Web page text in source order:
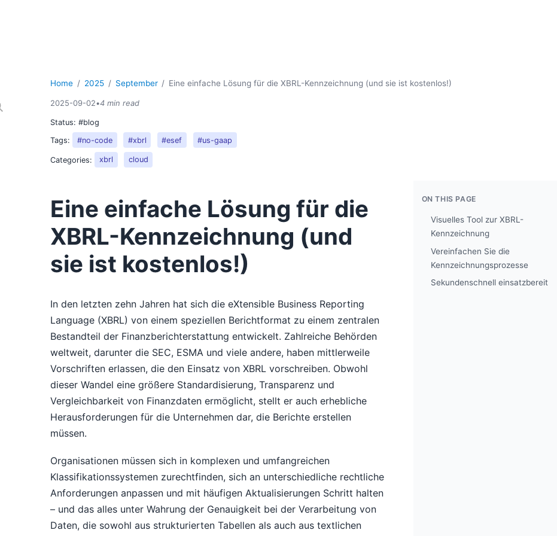
Home 2025 September Eine einfache Lösung für die XBRL-Kennzeichnung (und sie ist kostenlos!)
2025-09-02•4 min read
Status:#blog
Tags:
#no-code #xbrl #esef #us-gaap
Categories: xbrl cloud
Eine einfache Lösung für die
XBRL-Kennzeichnung (und
sie ist kostenlos!)
In den letzten zehn Jahren hat sich die eXtensible Business Reporting
Language (XBRL) von einem speziellen Berichtformat zu einem zentralen
Bestandteil der Finanzberichterstattung entwickelt. Zahlreiche Behörden
weltweit, darunter die SEC, ESMA und viele andere, haben mittlerweile
Vorschriften erlassen, die den Einsatz von XBRL vorschreiben. Obwohl
dieser Wandel eine größere Standardisierung, Transparenz und
Vergleichbarkeit von Finanzdaten ermöglicht, stellt er auch erhebliche
Herausforderungen für die Unternehmen dar, die Berichte erstellen
müssen.
Organisationen müssen sich in komplexen und umfangreichen
Klassifikationssystemen zurechtfinden, sich an unterschiedliche rechtliche
Anforderungen anpassen und mit häufigen Aktualisierungen Schritt halten
– und das alles unter Wahrung der Genauigkeit bei der Verarbeitung von
Daten, die sowohl aus strukturierten Tabellen als auch aus textlichen
ON THIS PAGE
Visuelles Tool zur XBRL-
Kennzeichnung
Vereinfachen Sie die
Kennzeichnungsprozesse
Sekundenschnell einsatzbereit